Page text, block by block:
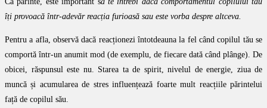
îți provoacă într-adevăr reacția furioasă sau este vorba despre altceva.
Pentru a afla, observă dacă reacționezi întotdeauna la fel când copilul tău se
comportă într-un anumit mod (de exemplu, de fiecare dată când plânge). De
obicei, răspunsul este nu. Starea ta de spirit, nivelul de energie, ziua de
muncă și acumularea de stres influențează foarte mult reacțiile părintelui
față de copilul său.